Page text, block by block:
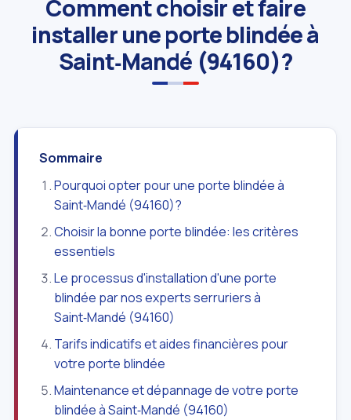
Comment choisir et faire
installer une porte blindée à
Saint‑Mandé (94160)?
Sommaire
Pourquoi opter pour une porte blindée à
Saint‑Mandé (94160)?
Choisir la bonne porte blindée: les critères
essentiels
Le processus d'installation d'une porte
blindée par nos experts serruriers à
Saint‑Mandé (94160)
Tarifs indicatifs et aides financières pour
votre porte blindée
Maintenance et dépannage de votre porte
blindée à Saint‑Mandé (94160)